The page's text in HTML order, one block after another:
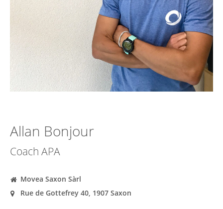
Allan Bonjour
Coach APA
Movea Saxon Sàrl
Rue de Gottefrey 40, 1907 Saxon